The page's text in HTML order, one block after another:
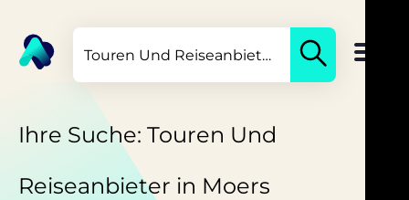
Ihre Suche: Touren Und
Reiseanbieter in Moers